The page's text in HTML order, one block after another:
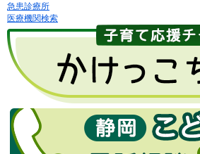
急患診療所
医療機関検索